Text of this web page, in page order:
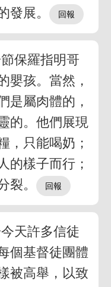
發展。
保羅指明哥
嬰孩。當然，
是屬肉體的，
的。他們展現
，只能喝奶；
的樣子而行；
裂。
天許多信徒
個基督徒團體
被高舉，以致